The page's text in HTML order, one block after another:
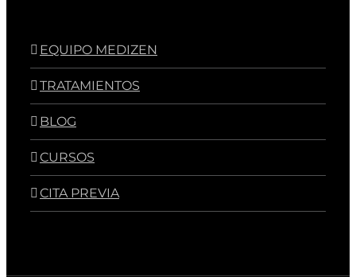
EQUIPO MEDIZEN
TRATAMIENTOS
BLOG
CURSOS
CITA PREVIA